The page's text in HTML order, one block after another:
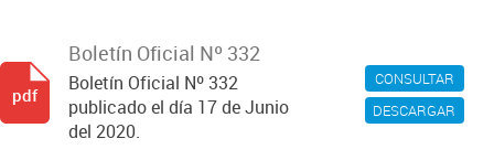
CONSULTAR
DESCARGAR
Boletín Oficial Nº 332
Boletín Oficial Nº 332
publicado el día 17 de Junio
del 2020.
pdf